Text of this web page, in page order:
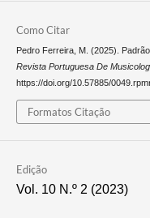
Como Citar
Pedro Ferreira, M. (2025).
Revista Portuguesa De
https://doi.org/10.57885/
Formatos Citação
Edição
Vol. 10 N.º 2 (2023)